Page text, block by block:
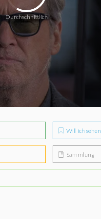
Durchschnittlich
Will ich sehen
Sammlung